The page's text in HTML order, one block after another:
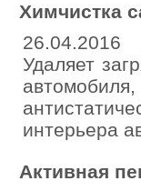
Химчистка
26.04.2016
Удаляет
интерьера
Активная